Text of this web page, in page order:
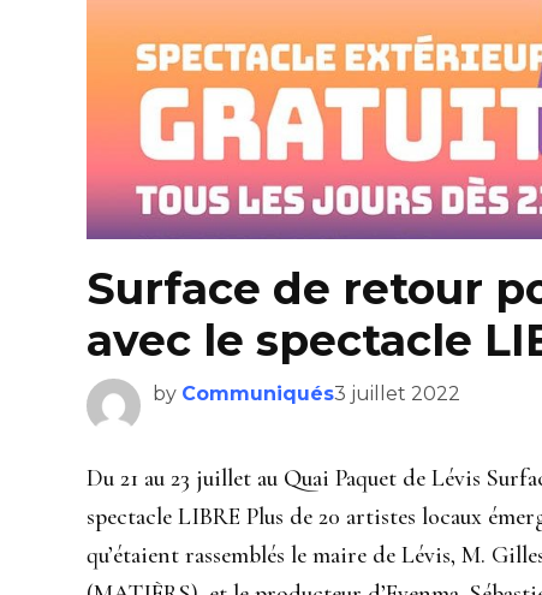
Surface de retour
avec le spectacle
by Communiqués3 juillet 2022
Du 21 au 23 juillet au Quai Paquet de Lévis
spectacle LIBRE Plus de 20 artistes locaux
qu’étaient rassemblés le maire de Lévis, M.